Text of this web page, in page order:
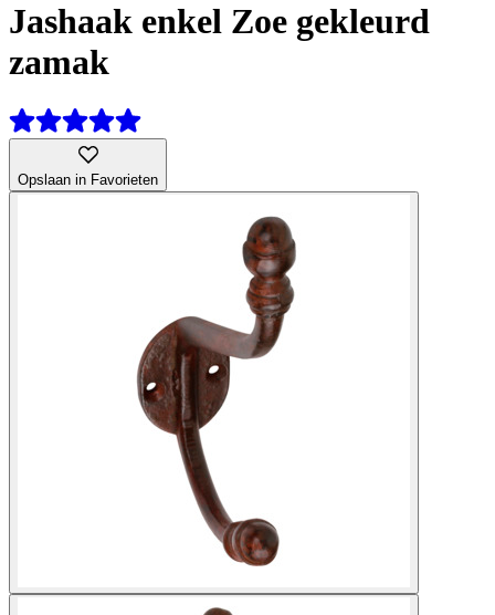
Jashaak enkel Zoe gekleurd
zamak
Opslaan in Favorieten